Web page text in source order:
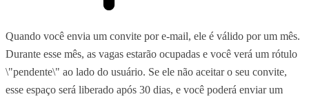
Quando você envia um convite por e-mail, ele é válido por um mês.
Durante esse mês, as vagas estarão ocupadas e você verá um rótulo
\"pendente\" ao lado do usuário. Se ele não aceitar o seu convite,
esse espaço será liberado após 30 dias, e você poderá enviar um